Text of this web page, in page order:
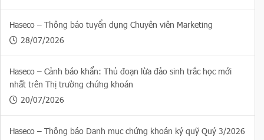
Haseco – Thông báo tuyển dụng Chuyên viên Marketing
28/07/2026
Haseco – Cảnh báo khẩn: Thủ đoạn lừa đảo sinh trắc học mới
nhất trên Thị trường chứng khoán
20/07/2026
Haseco – Thông báo Danh mục chứng khoán ký quỹ Quý 3/2026